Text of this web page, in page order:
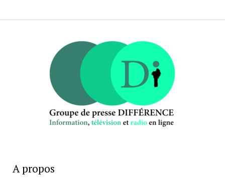
A propos